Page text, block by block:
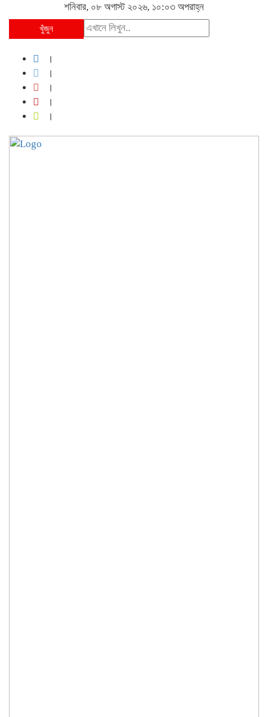
শনিবার, ০৮ অগাস্ট ২০২৬, ১০:০৩ অপরাহ্ন
খুঁজুন